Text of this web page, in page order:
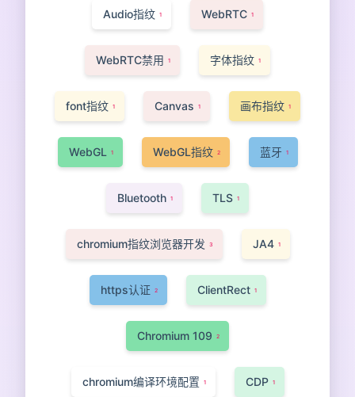
Audio指纹 1 WebRTC 1
WebRTC禁用 1 字体指纹 1
font指纹 1 Canvas 1 画布指纹 1
WebGL 1 WebGL指纹 2 蓝牙 1
Bluetooth 1 TLS 1
chromium指纹浏览器开发 3 JA4 1
https认证 2 ClientRect 1
Chromium 109 2
chromium编译环境配置 1 CDP 1